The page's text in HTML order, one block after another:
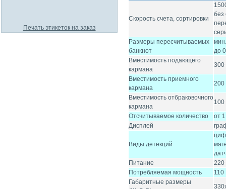
Скорость счета, сортировки
без
Размеры пересчитываемых
банкнот
до
Вместимость подающего
кармана
300
Вместимость приемного
кармана
200
Вместимость отбраковочного
кармана
100
Отсчитываемое количество
от
Дисплей
Виды детекций
Питание
220
Потребляемая мощность
110
Габаритные размеры
Печать этикеток на заказ